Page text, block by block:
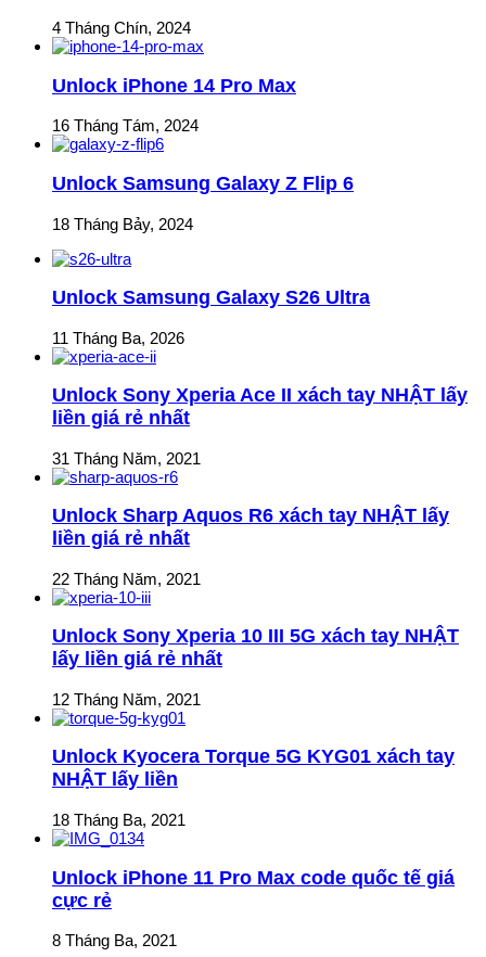
4 Tháng Chín, 2024
Unlock iPhone 14 Pro Max
16 Tháng Tám, 2024
Unlock Samsung Galaxy Z Flip 6
18 Tháng Bảy, 2024
Unlock Samsung Galaxy S26 Ultra
11 Tháng Ba, 2026
Unlock Sony Xperia Ace II xách tay NHẬT lấy
liền giá rẻ nhất
31 Tháng Năm, 2021
Unlock Sharp Aquos R6 xách tay NHẬT lấy
liền giá rẻ nhất
22 Tháng Năm, 2021
Unlock Sony Xperia 10 III 5G xách tay NHẬT
lấy liền giá rẻ nhất
12 Tháng Năm, 2021
Unlock Kyocera Torque 5G KYG01 xách tay
NHẬT lấy liền
18 Tháng Ba, 2021
Unlock iPhone 11 Pro Max code quốc tế giá
cực rẻ
8 Tháng Ba, 2021